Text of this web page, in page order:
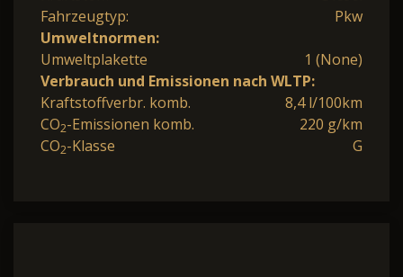
Fahrzeugtyp:
Pkw
Umweltnormen:
Umweltplakette
1 (None)
Verbrauch und Emissionen nach WLTP:
Kraftstoffverbr. komb.
8,4 l/100km
CO2-Emissionen komb.
220 g/km
CO2-Klasse G